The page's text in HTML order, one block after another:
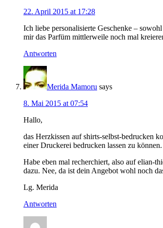
22. April 2015 at 17:28
Ich liebe personalisierte Geschenke –
mir das Parfüm mittlerweile noch mal
Antworten
Merida Mamoru says
8. Mai 2015 at 07:54
Hallo,
das Herzkissen auf shirts-selbst-bedrucken
einer Druckerei bedrucken lassen zu können.
Habe eben mal recherchiert, also auf elian-
dazu. Nee, da ist dein Angebot wohl noch
Lg. Merida
Antworten